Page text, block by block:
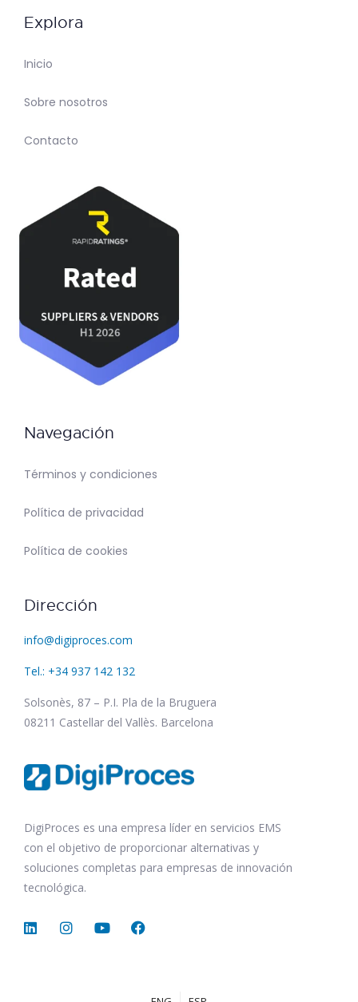
Explora
Inicio
Sobre nosotros
Contacto
Navegación
Términos y condiciones
Política de privacidad
Política de cookies
Dirección
info@digiproces.com
Tel.: +34 937 142 132
Solsonès, 87 – P.I. Pla de la Bruguera
08211 Castellar del Vallès. Barcelona
DigiProces es una empresa líder en servicios EMS
con el objetivo de proporcionar alternativas y
soluciones completas para empresas de innovación
tecnológica.